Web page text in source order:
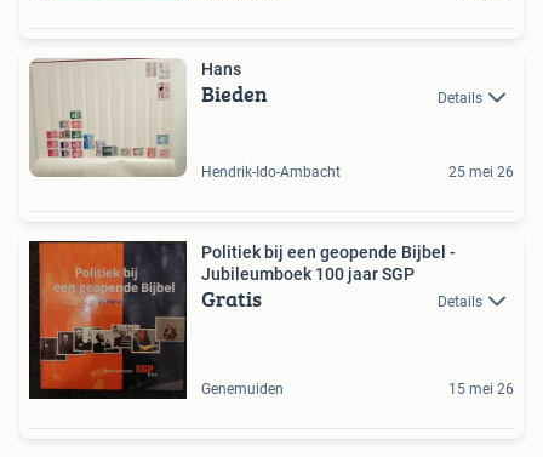
Hans
Bieden Details
Hendrik-Ido-Ambacht 25 mei 26
Politiek bij een geopende Bijbel -
Jubileumboek 100 jaar SGP
Gratis Details
Genemuiden 15 mei 26